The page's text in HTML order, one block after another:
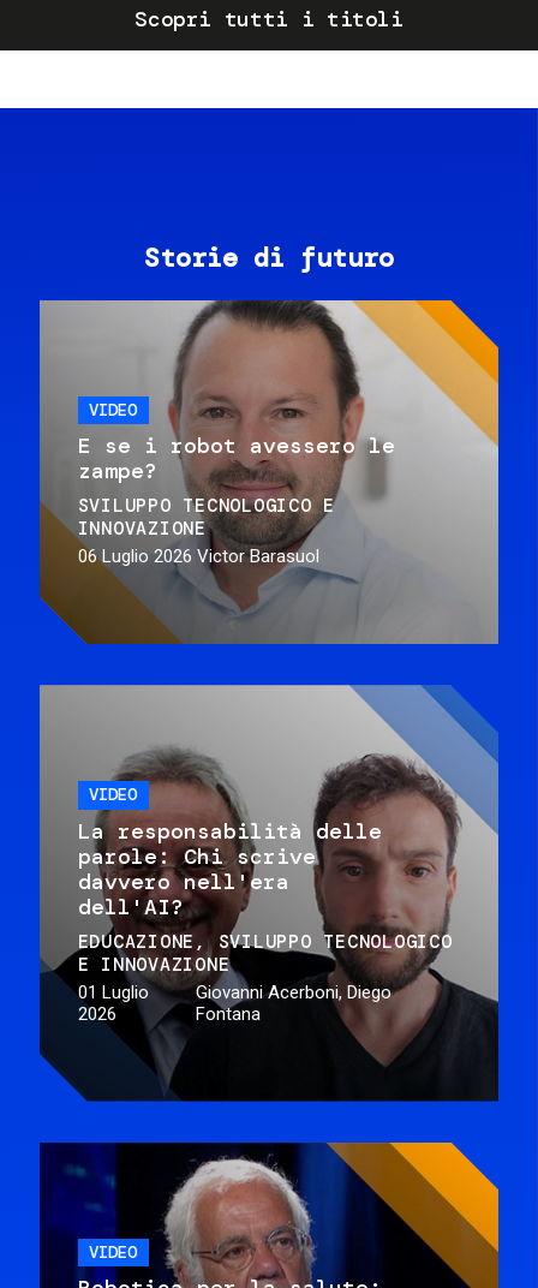
Scopri tutti i titoli
Storie di futuro
VIDEO
E se i robot avessero le
zampe?
SVILUPPO TECNOLOGICO E
INNOVAZIONE
06 Luglio 2026 Victor Barasuol
VIDEO
La responsabilità delle
parole: Chi scrive
davvero nell'era
dell'AI?
EDUCAZIONE
SVILUPPO TECNOLOGICO
E INNOVAZIONE
01 Luglio
2026
Giovanni Acerboni, Diego
Fontana
VIDEO